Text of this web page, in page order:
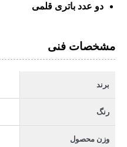
دو عدد باتری قلمی
مشخصات فنی
برند
رنگ
وزن محصول